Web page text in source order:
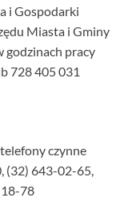
i Gospodarki
Miasta i Gminy
godzinach pracy
728 405 031
czynne
(32) 643-02-65,
78